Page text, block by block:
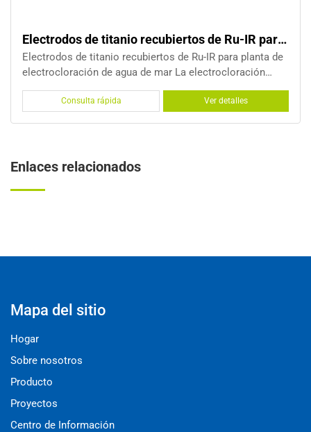
Ru-IR para electrocloración de agua de mar
para planta de
de
ineficientes,
Electrodos de titanio de placa
Electrodos de titanio de placa paralela
electrocloración de agua de mar Electrolizador de placa
paralela, conocido como electrolizador de
electrolizador PPE, está construido con
Consulta rápida
Enlaces relacionados
Mapa del sitio
Hogar
Sobre nosotros
Producto
Proyectos
Centro de Información